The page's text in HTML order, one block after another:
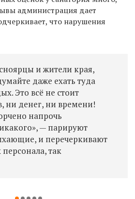
администрация дает
что нарушения
и жители края,
даже ехать туда
Это всё не стоит
ни денег, ни времени!
напрочь
— парируют
и перечеркивают
персонала, так